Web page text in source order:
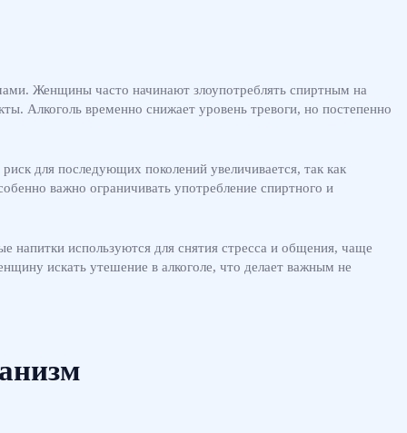
Женщины часто начинают злоупотреблять спиртным на
Алкоголь временно снижает уровень тревоги, но постепенно
для последующих поколений увеличивается, так как
важно ограничивать употребление спиртного и
напитки используются для снятия стресса и общения, чаще
искать утешение в алкоголе, что делает важным не